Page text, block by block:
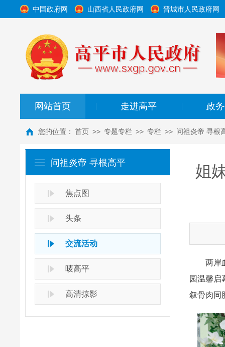
中国政府网 山西省人民政府网 晋城市人民政府网
网站首页 走进高平 政
您的位置： 首页 >> 专题专栏 >> 专栏 >> 问祖炎帝 寻根
问祖炎帝 寻根高平
焦点图
头条
交流活动
唛高平
高清掠影
姐
两岸血
园温馨启
叙骨肉同